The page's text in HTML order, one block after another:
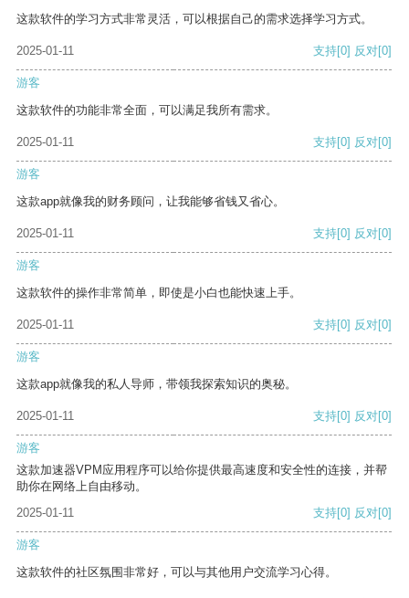
这款软件的学习方式非常灵活，可以根据自己的需求选择学习方式。
2025-01-11 支持[0] 反对[0]
游客
这款软件的功能非常全面，可以满足我所有需求。
2025-01-11 支持[0] 反对[0]
游客
这款app就像我的财务顾问，让我能够省钱又省心。
2025-01-11 支持[0] 反对[0]
游客
这款软件的操作非常简单，即使是小白也能快速上手。
2025-01-11 支持[0] 反对[0]
游客
这款app就像我的私人导师，带领我探索知识的奥秘。
2025-01-11 支持[0] 反对[0]
游客
这款加速器VPM应用程序可以给你提供最高速度和安全性的连接，并帮
助你在网络上自由移动。
2025-01-11
支持[0] 反对[0]
游客
这款软件的社区氛围非常好，可以与其他用户交流学习心得。